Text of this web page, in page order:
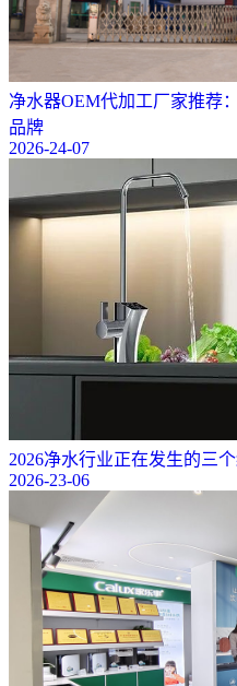
净水器OEM代加工厂家推荐
品牌
2026-24-07
2026净水行业正在发生的三
2026-23-06